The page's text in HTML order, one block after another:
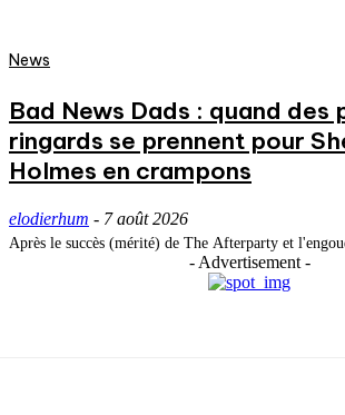
News
Bad News Dads : quand des
ringards se prennent pour
Holmes en crampons
elodierhum - 7 août 2026
Après le succès (mérité) de The Afterparty et
- Advertisement -